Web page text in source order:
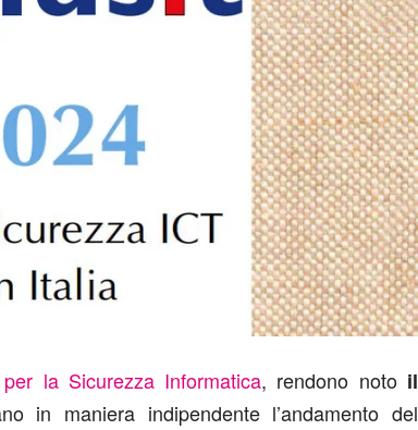
la Sicurezza Informatica, rendono noto il
in maniera indipendente l’andamento del